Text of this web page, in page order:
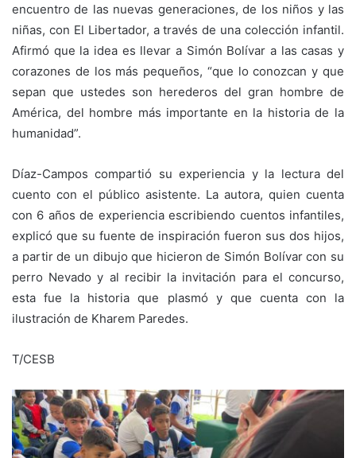
encuentro de las nuevas generaciones, de los niños y las
niñas, con El Libertador, a través de una colección infantil.
Afirmó que la idea es llevar a Simón Bolívar a las casas y
corazones de los más pequeños, “que lo conozcan y que
sepan que ustedes son herederos del gran hombre de
América, del hombre más importante en la historia de la
humanidad”.
Díaz-Campos compartió su experiencia y la lectura del
cuento con el público asistente. La autora, quien cuenta
con 6 años de experiencia escribiendo cuentos infantiles,
explicó que su fuente de inspiración fueron sus dos hijos,
a partir de un dibujo que hicieron de Simón Bolívar con su
perro Nevado y al recibir la invitación para el concurso,
esta fue la historia que plasmó y que cuenta con la
ilustración de Kharem Paredes.
T/CESB